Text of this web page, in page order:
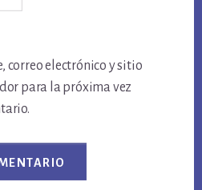
correo electrónico y sitio
para la próxima vez